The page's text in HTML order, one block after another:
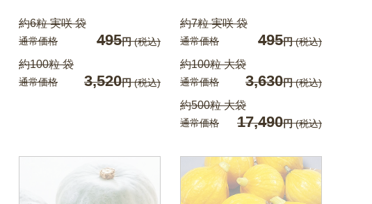
約6粒 実咲 袋
通常価格 495円(税込)
約100粒 袋
通常価格 3,520円(税込)
約7粒 実咲 袋
通常価格 495円(税込)
約100粒 大袋
通常価格 3,630円(税込)
約500粒 大袋
通常価格 17,490円(税込)